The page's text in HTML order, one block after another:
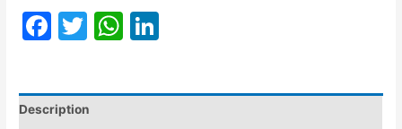
Facebook
TwitterWhatsApp
Description